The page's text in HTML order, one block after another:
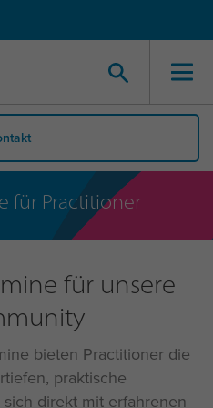
für Practitioner
für unsere
bieten Practitioner die
praktische
direkt mit erfahrenen